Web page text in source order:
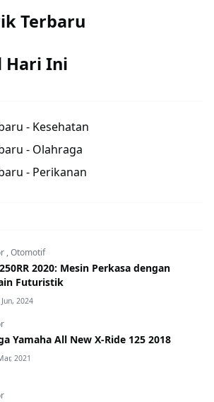
Terbaru
Hari Ini
- Kesehatan
- Olahraga
- Perikanan
,Otomotif
2020: Mesin Perkasa dengan
Futuristik
2024
Yamaha All New X-Ride 125 2018
2021